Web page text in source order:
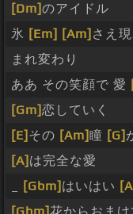
[Dm]のアイドル
氷 [Em] [Am] さえ
まれ変わり
ああ その笑顔で 愛
[Gm]恋していく
[E] その [Am]瞳 [G]
[A] は完全な愛
[Gbm] はいはい